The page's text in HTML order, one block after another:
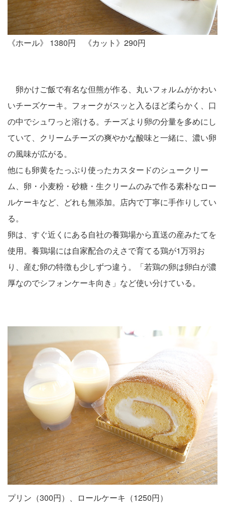
《ホール》 1380円 《カット》290円
卵かけご飯で有名な但熊が作る、丸いフォルムがかわい
いチーズケーキ。フォークがスッと入るほど柔らかく、口
の中でシュワっと溶ける。チーズより卵の分量を多めにし
ていて、クリームチーズの爽やかな酸味と一緒に、濃い卵
の風味が広がる。
他にも卵黄をたっぷり使ったカスタードのシュークリー
ム、卵・小麦粉・砂糖・生クリームのみで作る素朴なロー
ルケーキなど、どれも無添加。店内で丁寧に手作りしてい
る。
卵は、すぐ近くにある自社の養鶏場から直送の産みたてを
使用。養鶏場には自家配合のえさで育てる鶏が1万羽お
り、産む卵の特徴も少しずつ違う。「若鶏の卵は卵白が濃
厚なのでシフォンケーキ向き」など使い分けている。
プリン（300円）、ロールケーキ（1250円）